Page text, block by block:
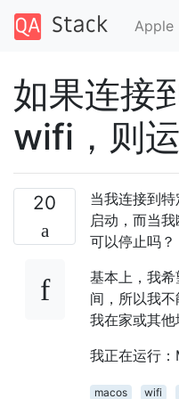
Apple
如果连接
wifi，则
20
当我连接到
启动，而当
可以停止吗？
基本上，我
间，所以我
我在家或其他
我正在运行
macos wifi